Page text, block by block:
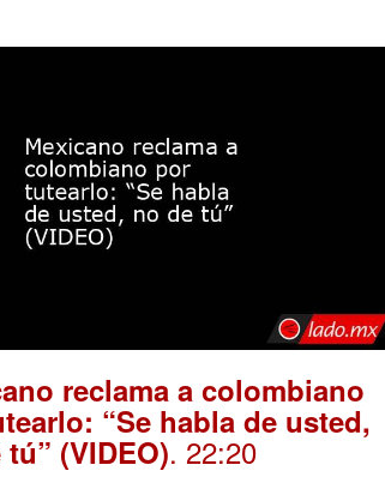
reclama a colombiano
“Se habla de usted,
(VIDEO). 22:20